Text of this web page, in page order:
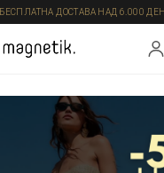
БЕСПЛАТНА ДОСТАВА НАД 6.000